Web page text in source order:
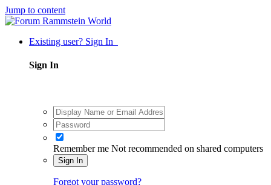
Jump to content
Existing user? Sign In
Sign In
Remember me Not recommended on shared computers
Sign In
Forgot your password?